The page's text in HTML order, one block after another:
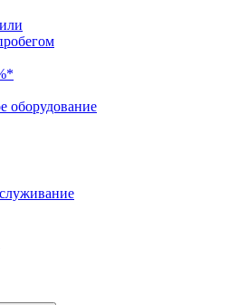
оборудование